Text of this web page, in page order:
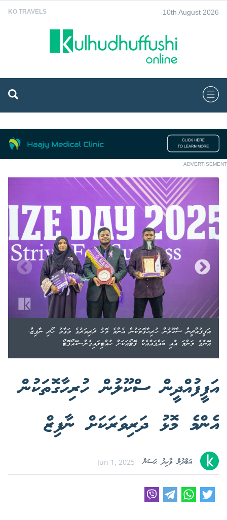
KO TRAVELS 10th August 2026
ADVERTISEMENT
އަފީފުއްދީން ސްކޫލުން ހުރިހާގޮތަކުން އެންމެ މޮޅު ދަރިވަރުގެ މަގާމު ހޯދި ނާފިޒް،
އޭނާގެ މަންމަ އާއި ބައްޕައާއެކު ފޮޓޯއަކަށް ހުއްޓިލައިގެން--ކޭއޯފޮޓޯ
އަފީފުއްދީން ސްކޫލުން ހުރިހާގޮތަކުން
އެންމެ މޮޅު ދަރިވަރަކަށް ނާފިޒް
އަބްދުލް ވާހިދު ޙަސަން Jun 1, 2025